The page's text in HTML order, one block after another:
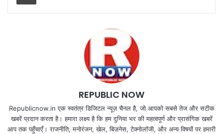
REPUBLIC NOW
Republicnow.in एक स्वतंत्र डिजिटल न्यूज़ चैनल है, जो आपको सबसे तेज और सटीक
खबरें प्रदान करता है। हमारा लक्ष्य है कि हम दुनिया भर की महत्वपूर्ण और प्रासंगिक खबरें
आप तक पहुँचाएँ। राजनीति, मनोरंजन, खेल, बिज़नेस, टेक्नोलॉजी, और अन्य विषयों पर हमारी